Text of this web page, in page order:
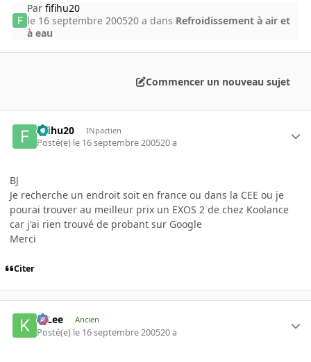
Parfifihu20
le 16 septembre 200520 a dans Refroidissement à air et
à eau
Commencer un nouveau sujet
fifihu20 INpactien
Posté(e) le 16 septembre 200520 a
BJ
Je recherche un endroit soit en france ou dans la CEE ou je
pourai trouver au meilleur prix un EXOS 2 de chez Koolance
car j'ai rien trouvé de probant sur Google
Merci
Citer
K-Lee Ancien
Posté(e) le 16 septembre 200520 a